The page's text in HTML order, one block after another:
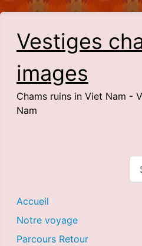
Vestiges
images
Chams ruins in Viet Nam -
Nam
Accueil
Notre voyage
Parcours Retour